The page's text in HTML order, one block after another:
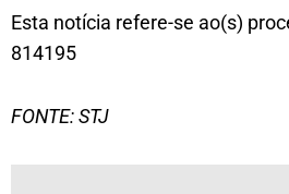
Esta notícia refere-se ao(s)
814195
FONTE: STJ